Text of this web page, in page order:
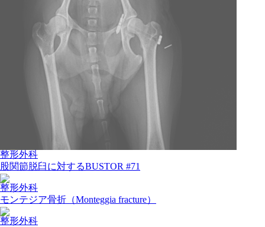
整形外科
股関節脱臼に対するBUSTOR #71
整形外科
モンテジア骨折（Monteggia fracture）
整形外科